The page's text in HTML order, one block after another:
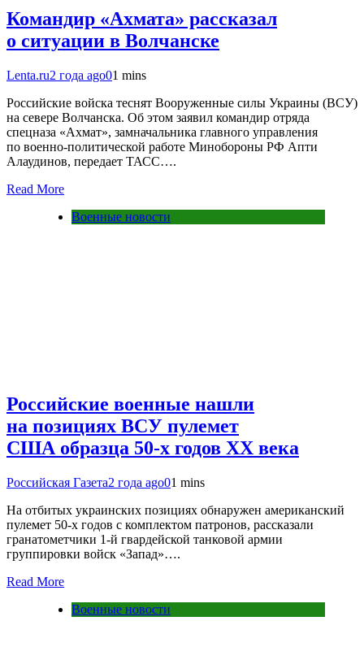
Командир «Ахмата» рассказал
о ситуации в Волчанске
Lenta.ru2 года ago01 mins
Российские войска теснят Вооруженные силы Украины (ВСУ)
на севере Волчанска. Об этом заявил командир отряда
спецназа «Ахмат», замначальника главного управления
по военно-политической работе Минобороны РФ Апти
Алаудинов, передает ТАСС….
Read More
Военные новости
Российские военные нашли
на позициях ВСУ пулемет
США образца 50-х годов XX века
Российская Газета2 года ago01 mins
На отбитых украинских позициях обнаружен американский
пулемет 50-х годов с комплектом патронов, рассказали
гранатометчики 1-й гвардейской танковой армии
группировки войск «Запад»….
Read More
Военные новости